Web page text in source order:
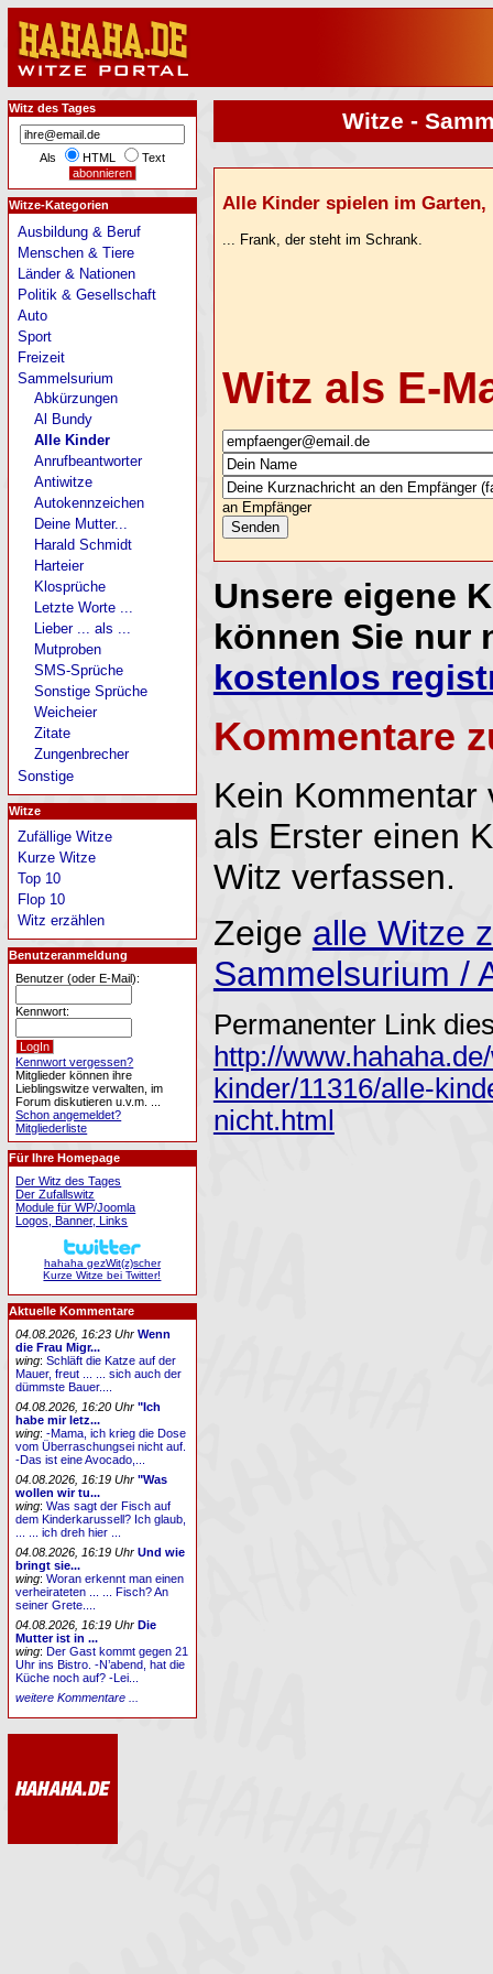
Witze -
Alle Kinder spielen im
... Frank, der steht im Schrank.
Witz als E-
an Empfänger
Unsere eigene
können Sie nur
kostenlos
Kommentare
Kein Kommentar
als Erster einen
Witz verfassen.
Zeige alle Witze
Sammelsurium /
Permanenter Link
http://
kinder/11316/alle-
nicht.html
Witz des Tages
Als HTML Text
Witze-Kategorien
Ausbildung & Beruf
Menschen & Tiere
Länder & Nationen
Politik & Gesellschaft
Auto
Sport
Freizeit
Sammelsurium
Abkürzungen
Al Bundy
Alle Kinder
Anrufbeantworter
Antiwitze
Autokennzeichen
Deine Mutter...
Harald Schmidt
Harteier
Klosprüche
Letzte Worte ...
Lieber ... als ...
Mutproben
SMS-Sprüche
Sonstige Sprüche
Weicheier
Zitate
Zungenbrecher
Sonstige
Witze
Zufällige Witze
Kurze Witze
Top 10
Flop 10
Witz erzählen
Benutzeranmeldung
Benutzer (oder E-Mail):
Kennwort:
Kennwort vergessen?
Mitglieder können ihre
Lieblingswitze verwalten, im
Forum diskutieren u.v.m. ...
Schon angemeldet?
Mitgliederliste
Für Ihre Homepage
Der Witz des Tages
Der Zufallswitz
Module für WP/Joomla
Logos, Banner, Links
hahaha gezWit(z)scher
Kurze Witze bei Twitter!
Aktuelle Kommentare
04.08.2026, 16:23 Uhr Wenn
die Frau Migr...
wing:Schläft die Katze auf der
Mauer, freut ... ... sich auch der
dümmste Bauer....
04.08.2026, 16:20 Uhr "Ich
habe mir letz...
wing:-Mama, ich krieg die Dose
vom Überraschungsei nicht auf.
-Das ist eine Avocado,...
04.08.2026, 16:19 Uhr "Was
wollen wir tu...
wing:Was sagt der Fisch auf
dem Kinderkarussell? Ich glaub,
... ... ich dreh hier ...
04.08.2026, 16:19 Uhr Und wie
bringt sie...
wing:Woran erkennt man einen
verheirateten ... ... Fisch? An
seiner Grete....
04.08.2026, 16:19 Uhr Die
Mutter ist in ...
wing:Der Gast kommt gegen 21
Uhr ins Bistro. -N’abend, hat die
Küche noch auf? -Lei...
weitere Kommentare ...